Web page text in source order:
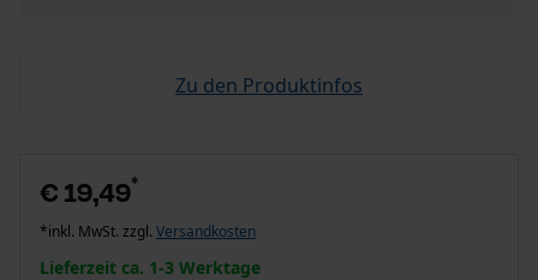
Zu den Produktinfos
€ 19,49*
*inkl. MwSt. zzgl. Versandkosten
Lieferzeit ca. 1-3 Werktage